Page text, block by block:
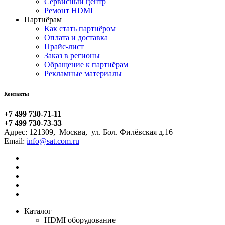
Ремонт HDMI
Партнёрам
Как стать партнёром
Оплата и доставка
Прайс-лист
Заказ в регионы
Обращение к партнёрам
Рекламные материалы
Контакты
+7 499 730-71-11
+7 499 730-73-33
Адрес: 121309, Москва, ул. Бол. Филёвская д.16
Email:
Каталог
HDMI оборудование